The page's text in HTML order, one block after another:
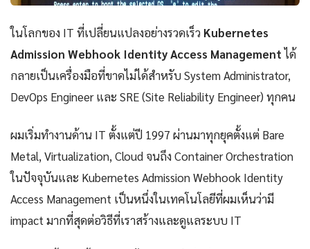
ในโลกของ IT ที่เปลี่ยนแปลงอย่างรวดเร็ว Kubernetes
Admission Webhook Identity Access Managementได้
กลายเป็นเครื่องมือที่ขาดไม่ได้สำหรับ System Administrator,
DevOps Engineer และ SRE (Site Reliability Engineer) ทุกคน
ผมเริ่มทำงานด้าน IT ตั้งแต่ปี 1997 ผ่านมาทุกยุคตั้งแต่ Bare
Metal, Virtualization, Cloud จนถึง Container Orchestration
ในปัจจุบันและ Kubernetes Admission Webhook Identity
Access Management เป็นหนึ่งในเทคโนโลยีที่ผมเห็นว่ามี
impact มากที่สุดต่อวิธีที่เราสร้างและดูแลระบบ IT